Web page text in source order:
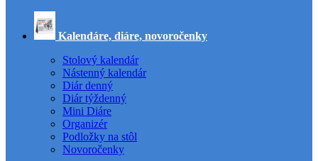
Kalendáre, diáre, novoročenky
Stolový kalendár
Nástenný kalendár
Diár denný
Diár týždenný
Mini Diáre
Organizér
Podložky na stôl
Novoročenky